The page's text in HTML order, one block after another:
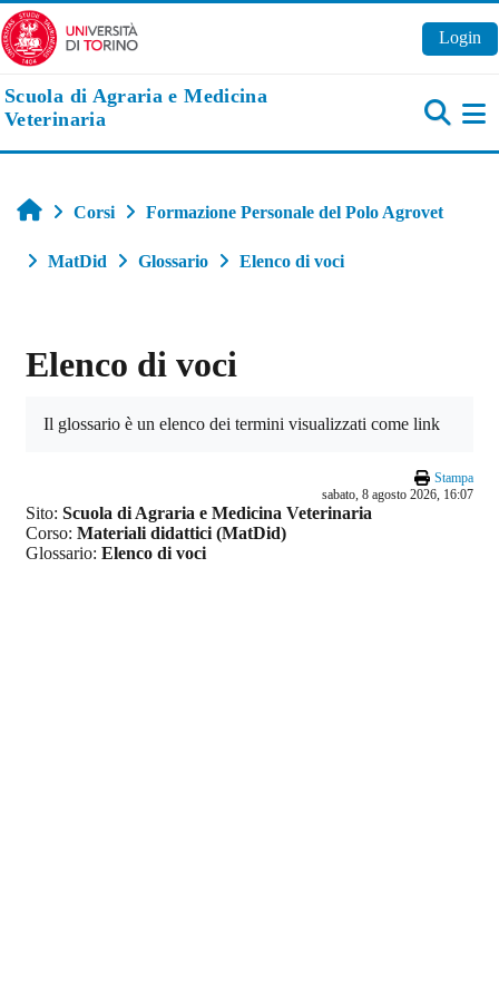
Vai al contenuto principale
Login
Scuola di Agraria e Medicina
Veterinaria
Home
Corsi Formazione Personale del Polo Agrovet
MatDid Glossario Elenco di voci
Elenco di voci
Il glossario è un elenco dei termini visualizzati come link
Stampa
sabato, 8 agosto 2026, 16:07
Sito: Scuola di Agraria e Medicina Veterinaria
Corso: Materiali didattici (MatDid)
Glossario: Elenco di voci